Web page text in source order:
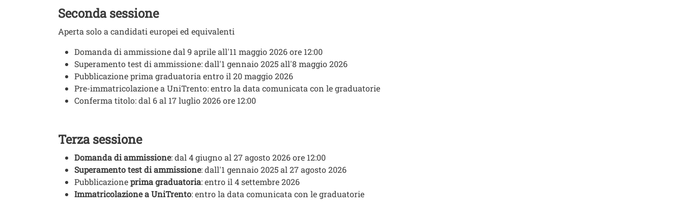
Seconda sessione
Aperta solo a candidati europei ed equivalenti
Domanda di ammissione dal 9 aprile all'11 maggio 2026 ore 12:00
Superamento test di ammissione: dall'1 gennaio 2025 all'8 maggio 2026
Pubblicazione prima graduatoria entro il 20 maggio 2026
Pre-immatricolazione a UniTrento: entro la data comunicata con le graduatorie
Conferma titolo: dal 6 al 17 luglio 2026 ore 12:00
Testo
Terza sessione
Domanda di ammissione: dal 4 giugno al 27 agosto 2026 ore 12:00
Superamento test di ammissione: dall'1 gennaio 2025 al 27 agosto 2026
Pubblicazioneprima graduatoria: entro il 4 settembre 2026
Immatricolazione a UniTrento: entro la data comunicata con le graduatorie